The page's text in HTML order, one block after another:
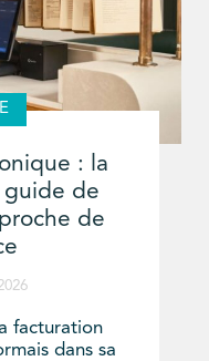
: la
guide de
de
facturation
dans sa